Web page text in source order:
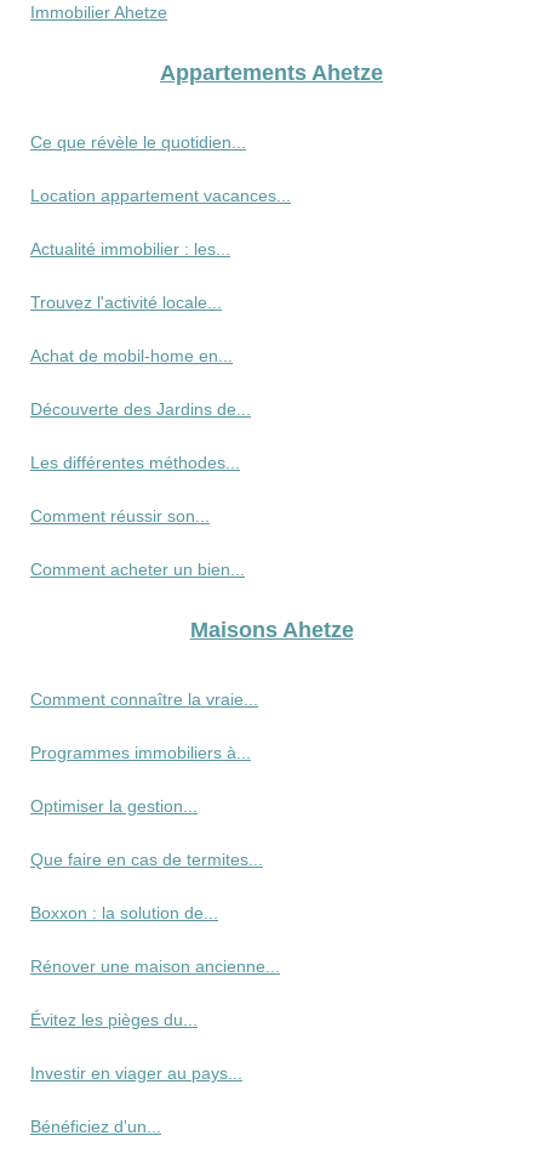
Immobilier Ahetze
Appartements Ahetze
Ce que révèle le quotidien...
Location appartement vacances...
Actualité immobilier : les...
Trouvez l'activité locale...
Achat de mobil-home en...
Découverte des Jardins de...
Les différentes méthodes...
Comment réussir son...
Comment acheter un bien...
Maisons Ahetze
Comment connaître la vraie...
Programmes immobiliers à...
Optimiser la gestion...
Que faire en cas de termites...
Boxxon : la solution de...
Rénover une maison ancienne...
Évitez les pièges du...
Investir en viager au pays...
Bénéficiez d'un...